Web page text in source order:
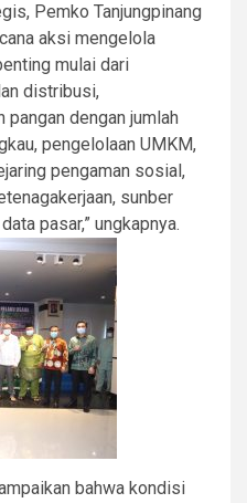
Pemko Tanjungpinang
aksi mengelola
mulai dari
distribusi,
dengan jumlah
pengelolaan UMKM,
pengaman sosial,
sunber
pasar,” ungkapnya.
bahwa kondisi